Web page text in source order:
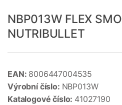
NBP013W FLEX
NUTRIBULLET
EAN: 8006447004535
Výrobní číslo: NBP013W
Katalogové číslo: 41027190